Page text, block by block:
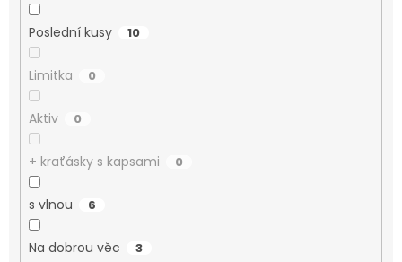
Poslední kusy 10
Limitka 0
Aktiv 0
+ kraťásky s kapsami 0
s vlnou 6
Na dobrou věc 3